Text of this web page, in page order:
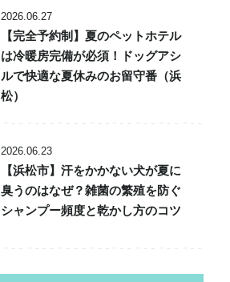
2026.06.27
【完全予約制】夏のペットホテル
は冷暖房完備が必須！ドッグアシ
ルで快適な夏休みのお留守番（浜
松）
2026.06.23
【浜松市】汗をかかない犬が夏に
臭うのはなぜ？雑菌の繁殖を防ぐ
シャンプー頻度と乾かし方のコツ